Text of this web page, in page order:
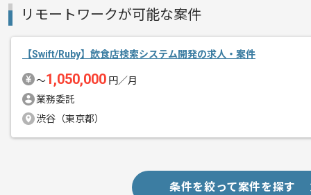
基本的には常駐での作業を見込んでおり
リモートワークが可能な案件
【Swift/Ruby】飲食店検索システム開発の求人・案件
〜1,050,000 円／月
業務委託
渋谷（東京都）
条件を絞って案件を探す